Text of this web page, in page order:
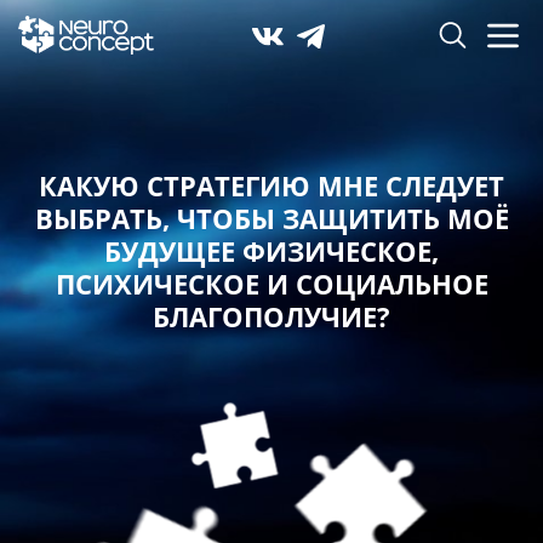
КАКУЮ СТРАТЕГИЮ МНЕ СЛЕДУЕТ
ВЫБРАТЬ,ЧТОБЫ ЗАЩИТИТЬ МОЁ
БУДУЩЕЕ ФИЗИЧЕСКОЕ,
ПСИХИЧЕСКОЕ И СОЦИАЛЬНОЕ
БЛАГОПОЛУЧИЕ?